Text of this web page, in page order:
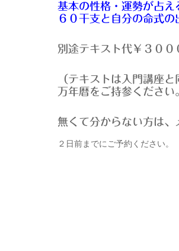
基本の性格・運勢が占え
６０干支と自分の命式の
別途テキスト代￥３００
（テキストは入門講座と
万年暦をご持参ください
無くて分からない方は
２日前までにご予約ください。